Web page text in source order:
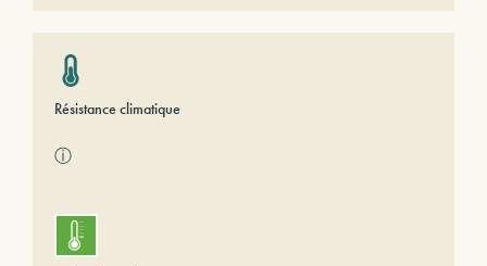
Résistance climatique
ⓘ